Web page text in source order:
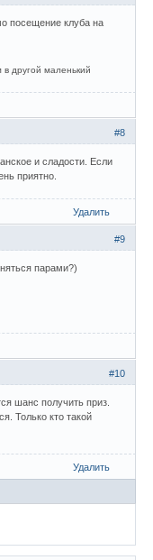
посещение клуба на
другой маленький
#8
и сладости. Если
приятно.
Удалить
#9
парами?)
#10
шанс получить приз.
Только кто такой
Удалить